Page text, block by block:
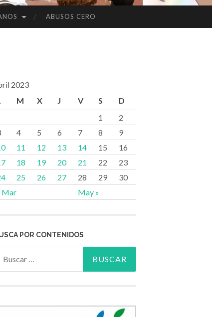
ABUSOS CERO
2023
M X J V S D
Mar May »
1
2
4 5 6 7 8
9
11 12 13 14 15
16
18 19 20 21 22
23
25 26 27 28 29 30
POR CONTENIDOS